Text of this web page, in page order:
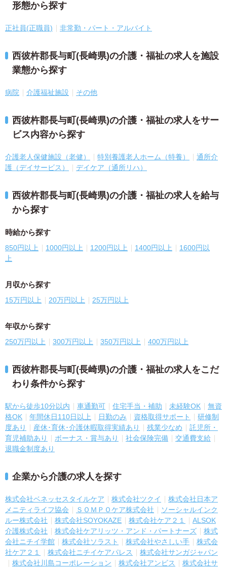
形態から探す
正社員(正職員) 非常勤・パート・アルバイト
西彼杵郡長与町(長崎県)の介護・福祉の求人を施設
業態から探す
病院 介護福祉施設 その他
西彼杵郡長与町(長崎県)の介護・福祉の求人をサー
ビス内容から探す
介護老人保健施設（老健） 特別養護老人ホーム（特養）
通所介
護（デイサービス）
デイケア（通所リハ）
西彼杵郡長与町(長崎県)の介護・福祉の求人を給与
から探す
時給から探す
850円以上 1000円以上 1200円以上 1400円以上
1600円以
上
月収から探す
15万円以上 20万円以上 25万円以上
年収から探す
250万円以上 300万円以上 350万円以上 400万円以上
西彼杵郡長与町(長崎県)の介護・福祉の求人をこだ
わり条件から探す
駅から徒歩10分以内 車通勤可 住宅手当・補助 未経験OK
無資
格OK
年間休日110日以上 日勤のみ 資格取得サポート
研修制
度あり
産休･育休･介護休暇取得実績あり 残業少なめ
託児所・
育児補助あり
ボーナス・賞与あり 社会保険完備
交通費支給
退職金制度あり
企業から介護の求人を探す
株式会社ベネッセスタイルケア 株式会社ツクイ
株式会社日本ア
メニティライフ協会
ＳＯＭＰＯケア株式会社
ソーシャルインク
ルー株式会社
株式会社SOYOKAZE 株式会社ケア２１
ALSOK
介護株式会社
株式会社ケアリッツ・アンド・パートナーズ
株式
会社ニチイ学館
株式会社ソラスト 株式会社やさしい手
株式会
社ケア２１
株式会社ニチイケアパレス
株式会社サンガジャパン
株式会社川島コーポレーション
株式会社アンビス
株式会社サ